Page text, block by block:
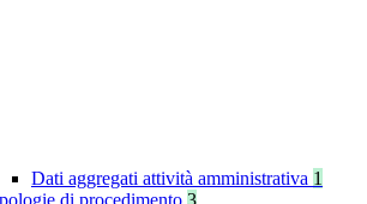
Dati aggregati attività amministrativa 1